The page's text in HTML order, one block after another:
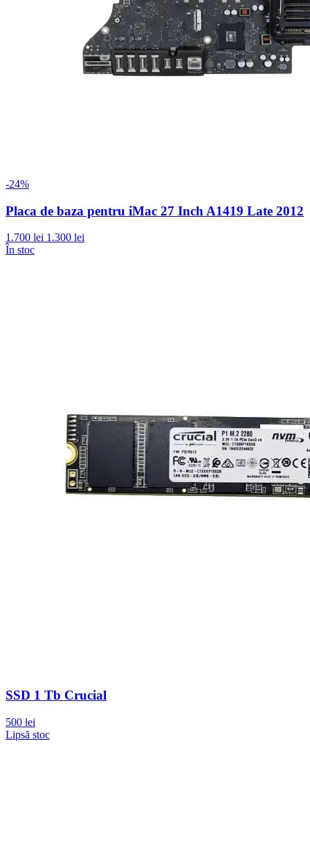
-24%
Placa de baza pentru iMac 27 Inch A1419 Late 2012
1.700 lei 1.300 lei
În stoc
SSD 1 Tb Crucial
500 lei
Lipsă stoc